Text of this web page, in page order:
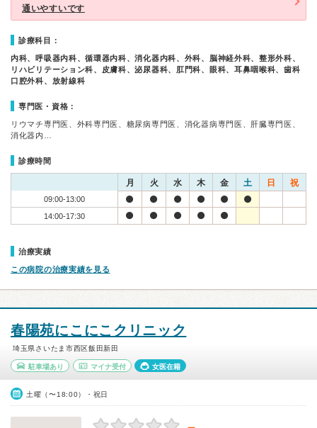
通いやすいです
診療科目：
内科、呼吸器内科、循環器内科、消化器内科、外科、脳神経外科、整形外科、
リハビリテーション科、皮膚科、泌尿器科、肛門科、眼科、耳鼻咽喉科、歯科
口腔外科、放射線科
専門医・資格：
リウマチ専門医、外科専門医、糖尿病専門医、消化器病専門医、肝臓専門医、
消化器内…
診療時間
月 火 水 木 金 土 日 祝
09:00-13:00
14:00-17:30
治療実績
この病院の治療実績を見る
春陽苑にこにこクリニック
埼玉県さいたま市西区飯田新田
駐車場あり マイナ受付 女医在籍
土曜（〜18:00）・祝日